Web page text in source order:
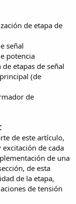
de etapa de
señal
potencia
etapas de señal
(de
de
de este artículo,
de cada
de una
de esta
de la etapa,
de tensión